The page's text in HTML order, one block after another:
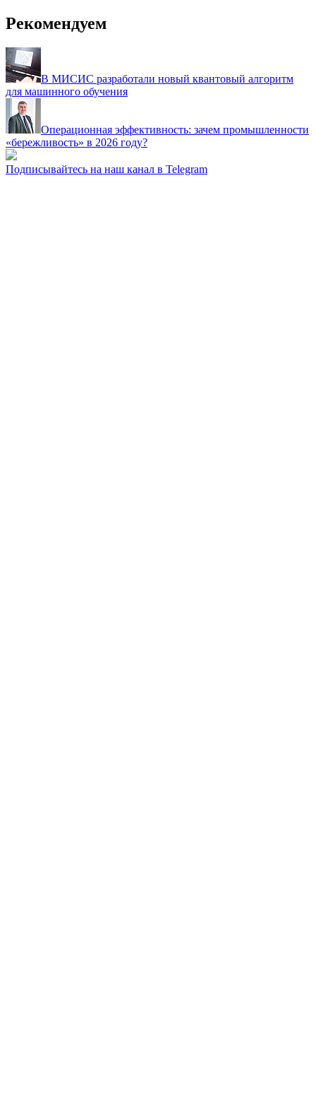
Рекомендуем
В МИСИС разработали новый квантовый алгоритм
для машинного обучения
Операционная эффективность: зачем промышленности
«бережливость» в 2026 году?
Подписывайтесь на наш канал в Telegram